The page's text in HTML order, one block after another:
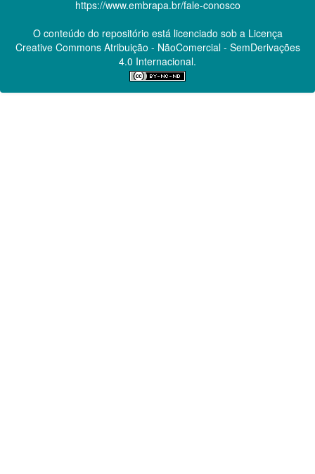
https://www.embrapa.br/fale-conosco
O conteúdo do repositório está licenciado sob a Licença
Creative CommonsAtribuição - NãoComercial - SemDerivações
4.0 Internacional.